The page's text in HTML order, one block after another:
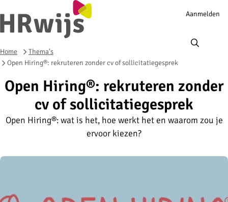
Account
Aanmelden
Home
Thema's
Open Hiring®: rekruteren zonder cv of sollicitatiegesprek
Open Hiring®: rekruteren zonder
cv of sollicitatiegesprek
Open Hiring®: wat is het, hoe werkt het en waarom zou je
ervoor kiezen?